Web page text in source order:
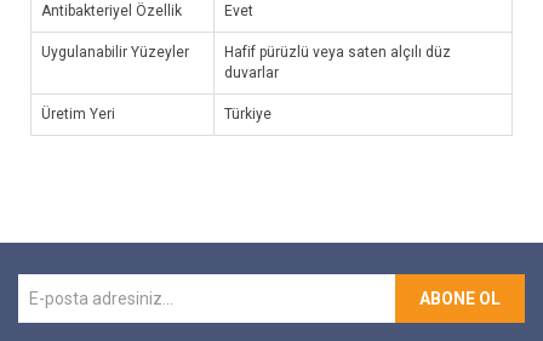
Antibakteriyel Özellik Evet
Uygulanabilir Yüzeyler
Hafif pürüzlü veya saten alçılı düz
duvarlar
Üretim Yeri Türkiye
ABONE OL